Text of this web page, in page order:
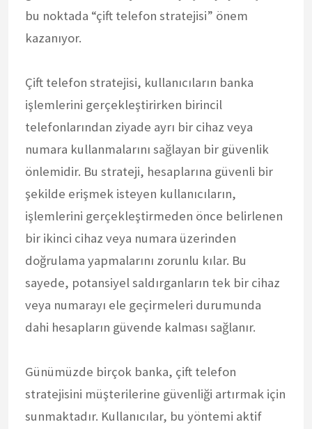
bu noktada “çift telefon stratejisi” önem
kazanıyor.
Çift telefon stratejisi, kullanıcıların banka
işlemlerini gerçekleştirirken birincil
telefonlarından ziyade ayrı bir cihaz veya
numara kullanmalarını sağlayan bir güvenlik
önlemidir. Bu strateji, hesaplarına güvenli bir
şekilde erişmek isteyen kullanıcıların,
işlemlerini gerçekleştirmeden önce belirlenen
bir ikinci cihaz veya numara üzerinden
doğrulama yapmalarını zorunlu kılar. Bu
sayede, potansiyel saldırganların tek bir cihaz
veya numarayı ele geçirmeleri durumunda
dahi hesapların güvende kalması sağlanır.
Günümüzde birçok banka, çift telefon
stratejisini müşterilerine güvenliği artırmak için
sunmaktadır. Kullanıcılar, bu yöntemi aktif